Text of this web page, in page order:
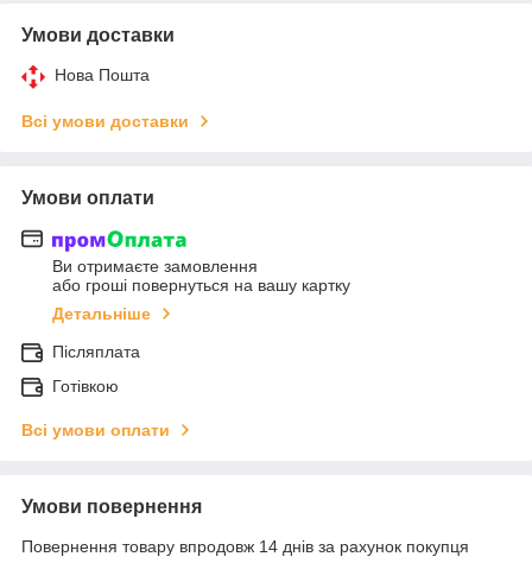
Умови доставки
Нова Пошта
Всі умови доставки
Умови оплати
Ви отримаєте замовлення
або гроші повернуться на вашу картку
Детальніше
Післяплата
Готівкою
Всі умови оплати
Умови повернення
Повернення товару впродовж 14 днів за рахунок покупця